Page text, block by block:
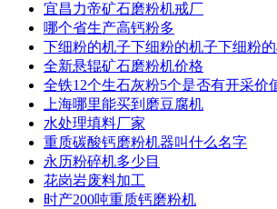
宜昌力帝矿石磨粉机戒厂
哪个省生产高钙粉多
下细粉的机子下细粉的机子下细粉
全新悬辊矿石磨粉机价格
全铁12个生石灰粉5个是否有开采价
上海哪里能买到磨豆腐机
水处理填料厂家
重质碳酸钙磨粉机器叫什么名字
永历粉碎机多少目
花岗岩废料加工
时产200吨重质钙磨粉机